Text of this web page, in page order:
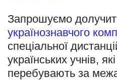
Запрошуємо
українознавчого
спеціальної
українських учнів,
перебувають за